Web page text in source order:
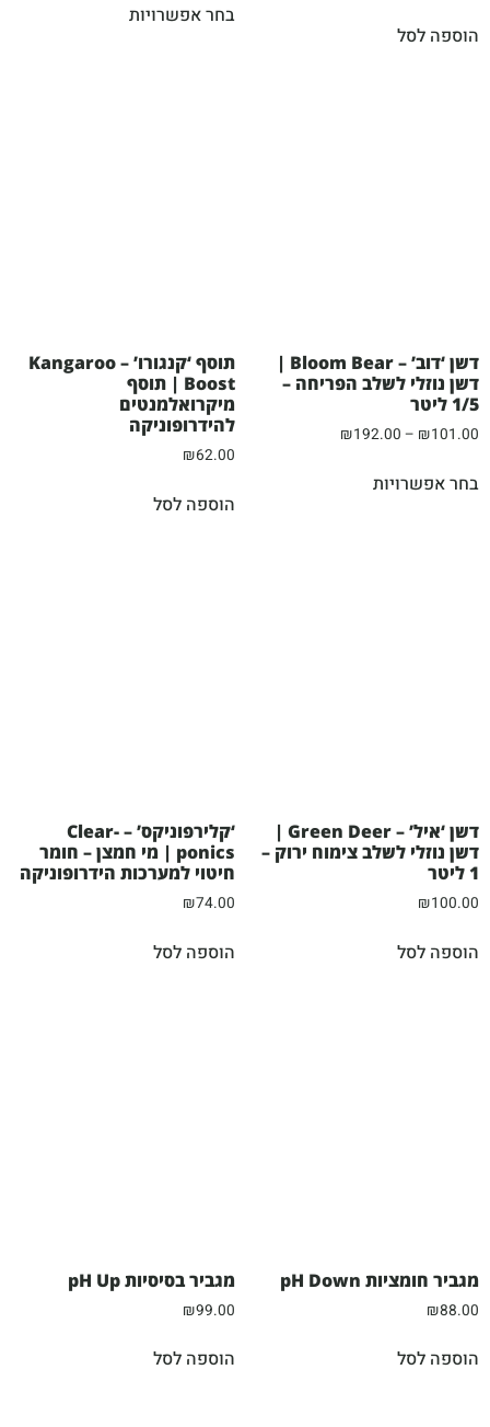
הוספה לסל
בחר אפשרויות
דשן ‘דוב’ – Bloom Bear |
דשן נוזלי לשלב הפריחה –
1/5 ליטר
₪101.00
–
₪192.00
בחר אפשרויות
תוסף ‘קנגורו’ – Kangaroo
Boost | תוסף
מיקרואלמנטים
להידרופוניקה
₪62.00
הוספה לסל
דשן ‘איל’ – Green Deer |
דשן נוזלי לשלב צימוח ירוק –
1 ליטר
₪100.00
הוספה לסל
‘קלירפוניקס’ – Clear-
ponics | מי חמצן – חומר
חיטוי למערכות הידרופוניקה
₪74.00
הוספה לסל
מגביר חומציות pH Down
₪88.00
הוספה לסל
מגביר בסיסיות pH Up
₪99.00
הוספה לסל